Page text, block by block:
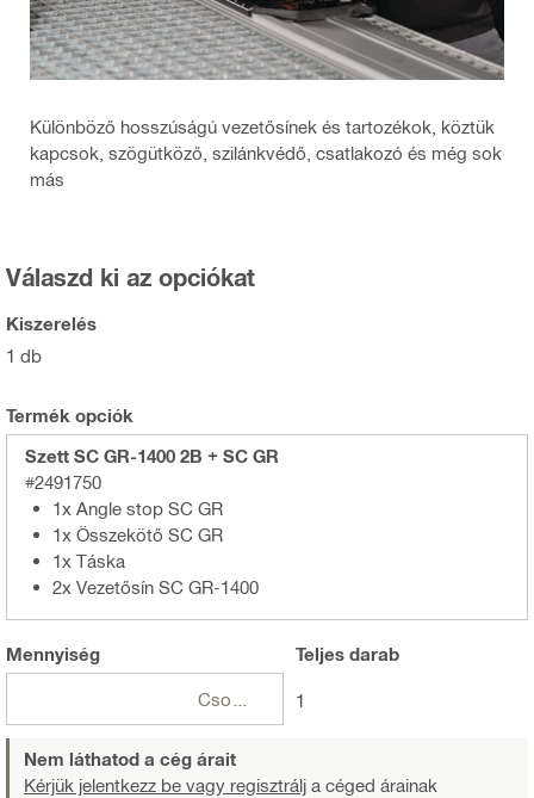
Különböző hosszúságú vezetősínek és tartozékok, köztük
kapcsok, szögütköző, szilánkvédő, csatlakozó és még sok
más
Válaszd ki az opciókat
Kiszerelés
1 db
Termék opciók
Szett SC GR-1400 2B + SC GR
#2491750
1x Angle stop SC GR
1x Összekötő SC GR
1x Táska
2x Vezetősín SC GR-1400
Mennyiség Teljesdarab
1
Nem láthatod a cég árait
Kérjük jelentkezz be vagy regisztrálj a céged árainak